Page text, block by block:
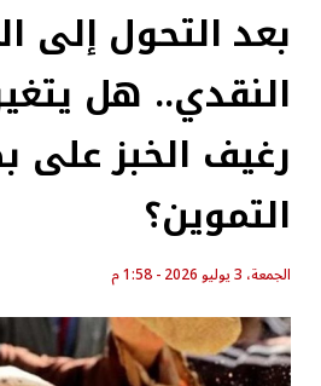
بعد التحول إلى
النقدي.. هل
رغيف الخبز على
التموين؟
الجمعة، 3 يوليو 2026 - 1:58 م